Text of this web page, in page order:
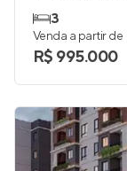
3
Venda a partir de
R$ 995.000